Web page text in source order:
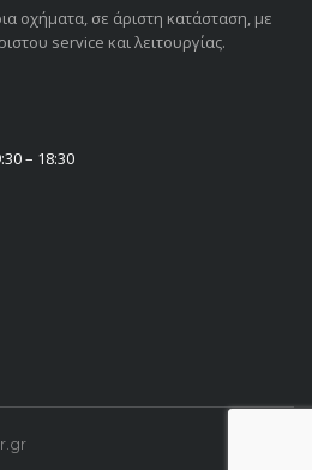
οχήματα, σε άριστη κατάσταση, με
service και λειτουργίας.
– 18:30